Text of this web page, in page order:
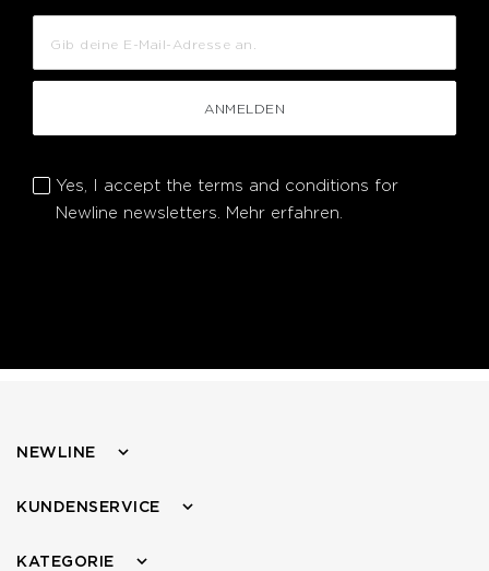
ANMELDEN
Yes, I accept the terms and conditions for
Newline newsletters. Mehr erfahren.
NEWLINE
KUNDENSERVICE
KATEGORIE